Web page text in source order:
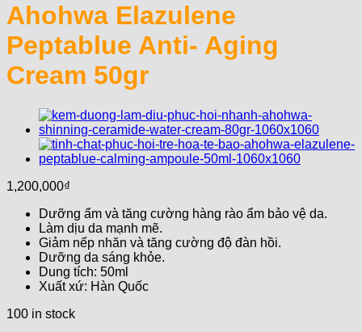
Ahohwa Elazulene
Peptablue Anti- Aging
Cream 50gr
1,200,000₫
Dưỡng ẩm và tăng cường hàng rào ẩm bảo vệ da.
Làm dịu da mạnh mẽ.
Giảm nếp nhăn và tăng cường độ đàn hồi.
Dưỡng da sáng khỏe.
Dung tích: 50ml
Xuất xứ: Hàn Quốc
100 in stock